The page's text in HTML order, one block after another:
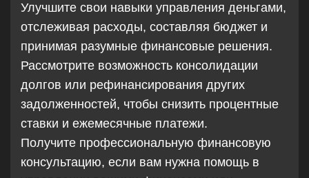
Улучшите свои навыки управления деньгами,
отслеживая расходы, составляя бюджет и
принимая разумные финансовые решения.
Рассмотрите возможность консолидации
долгов или рефинансирования других
задолженностей, чтобы снизить процентные
ставки и ежемесячные платежи.
Получите профессиональную финансовую
консультацию, если вам нужна помощь в